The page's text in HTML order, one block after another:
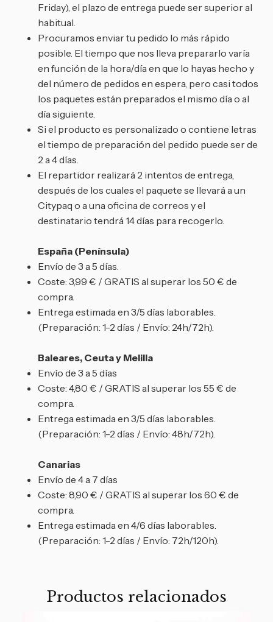
Friday), el plazo de entrega puede ser superior al
habitual.
Procuramos enviar tu pedido lo más rápido
posible. El tiempo que nos lleva prepararlo varía
en función de la hora/día en que lo hayas hecho y
del número de pedidos en espera, pero casi todos
los paquetes están preparados el mismo día o al
día siguiente.
Si el producto es personalizado o contiene letras
el tiempo de preparación del pedido puede ser de
2 a 4 días.
El repartidor realizará 2 intentos de entrega,
después de los cuales el paquete se llevará a un
Citypaq o a una oficina de correos y el
destinatario tendrá 14 días para recogerlo.
España (Península)
Envío de 3 a 5 días.
Coste: 3,99 € / GRATIS al superar los 50 € de
compra.
Entrega estimada en 3/5 días laborables.
(Preparación: 1-2 días / Envío: 24h/72h).
Baleares, Ceuta y Melilla
Envío de 3 a 5 días
Coste: 4,80 € / GRATIS al superar los 55 € de
compra.
Entrega estimada en 3/5 días laborables.
(Preparación: 1-2 días / Envío: 48h/72h).
Canarias
Envío de 4 a 7 días
Coste: 8,90 € / GRATIS al superar los 60 € de
compra.
Entrega estimada en 4/6 días laborables.
(Preparación: 1-2 días / Envío: 72h/120h).
Productos relacionados